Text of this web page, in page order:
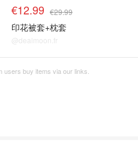
€12.99 €29.99
印花被套+枕套
@dealmoon.fr
users buy items via our links.